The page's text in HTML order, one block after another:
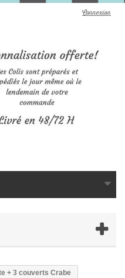
Connexion
+ 3 couverts Crabe